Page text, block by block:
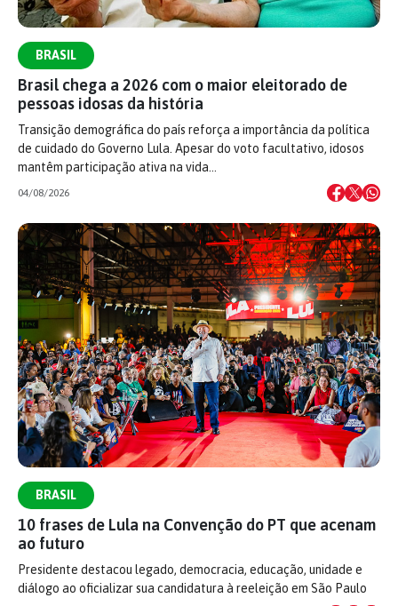
BRASIL
Brasil chega a 2026 com o maior eleitorado de
pessoas idosas da história
Transição demográfica do país reforça a importância da política
de cuidado do Governo Lula. Apesar do voto facultativo, idosos
mantêm participação ativa na vida…
04/08/2026
BRASIL
10 frases de Lula na Convenção do PT que acenam
ao futuro
Presidente destacou legado, democracia, educação, unidade e
diálogo ao oficializar sua candidatura à reeleição em São Paulo